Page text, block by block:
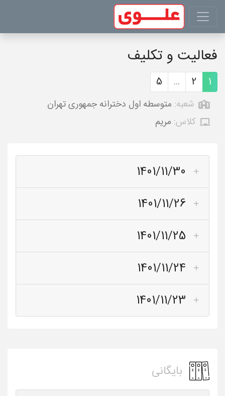
فعالیت و تکلیف
1
2
...
5
شعبه: متوسطه اول دخترانه جمهوری تهران
کلاس: مریم
1401/11/30
1401/11/26
1401/11/25
1401/11/24
1401/11/23
بایگانی